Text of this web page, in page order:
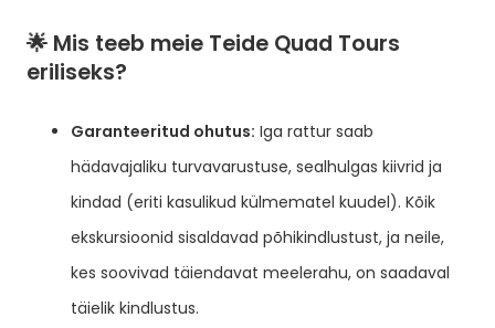
🌟 Mis teeb meie Teide Quad Tours
eriliseks?
Garanteeritud ohutus: Iga rattur saab
hädavajaliku turvavarustuse, sealhulgas kiivrid ja
kindad (eriti kasulikud külmematel kuudel). Kõik
ekskursioonid sisaldavad põhikindlustust, ja neile,
kes soovivad täiendavat meelerahu, on saadaval
täielik kindlustus.